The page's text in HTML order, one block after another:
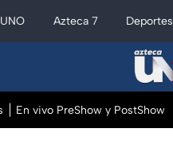
Azteca 7 Deportes
En vivo PreShow y PostShow